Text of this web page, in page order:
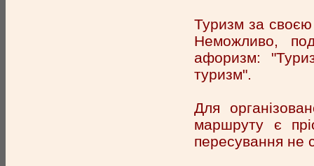
Туризм за
Неможливо,
афоризм:
туризм".
Для
маршруту є
пересування не